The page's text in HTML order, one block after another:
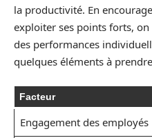
la productivité. En
exploiter ses points forts,
des performances
quelques éléments à
Facteur
Engagement des employés